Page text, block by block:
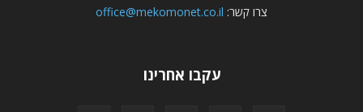
צרו קשר: office@mekomonet.co.il
עקבו אחרינו